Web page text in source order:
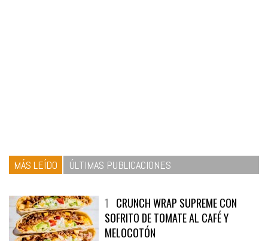
MÁS LEÍDO ÚLTIMAS PUBLICACIONES
1 CRUNCH WRAP SUPREME CON
SOFRITO DE TOMATE AL CAFÉ Y
MELOCOTÓN